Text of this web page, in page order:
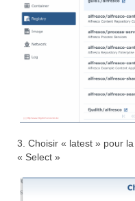
3. Choisir « latest » pour
« Select »